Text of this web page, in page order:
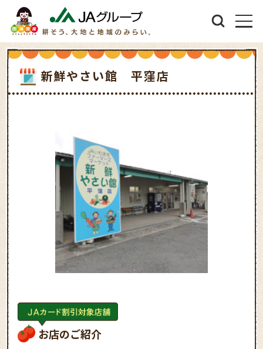
新鮮やさい館 平窪店
お店のご紹介